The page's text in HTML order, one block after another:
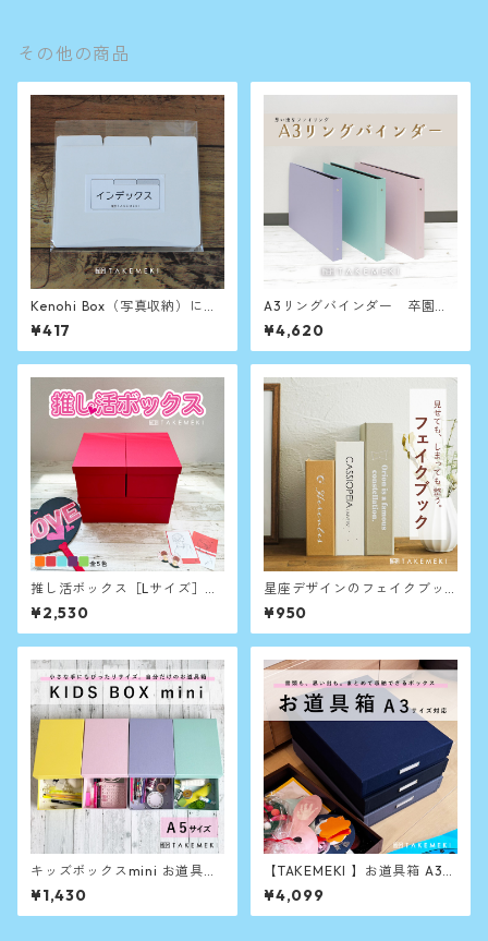
その他の商品
Kenohi Box（写真収納）に使
える！ インデックス（6枚入
り）
¥417
A3リングバインダー 卒園な
ど思い出の整理収納に
¥4,620
推し活ボックス［Lサイズ］｜
推しカラー全5色・日本製のふ
た付き紙製収納ケース／A4対
応でパンフ・ぬいぐるみもす
ゃ箱にも使える差し色ボック
¥2,530
星座デザインのフェイクブッ
ク収納（単品）
¥950
キッズボックスmini お道具箱
A5サイズ（ネコ/パンダ/ペン
ギン）おどうぐばこ
¥1,430
【TAKEMEKI 】お道具箱 A3サ
イズ｜布クロス貼り収納ボッ
クス｜ブラック・グレー・ネ
イビー・グリーン・オレン
¥4,099